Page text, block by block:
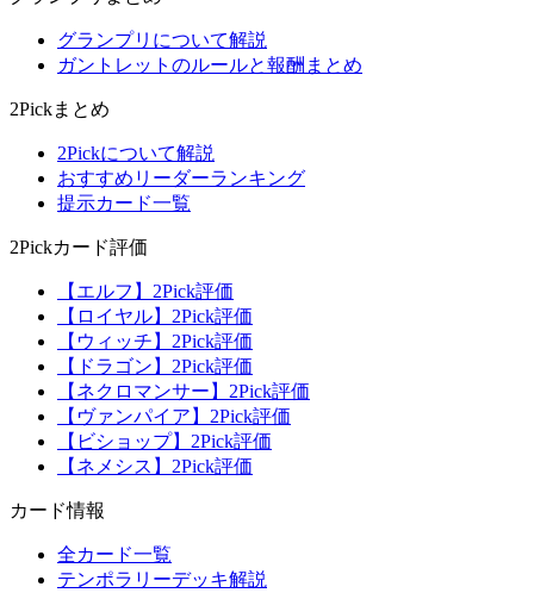
グランプリについて解説
ガントレットのルールと報酬まとめ
2Pickまとめ
2Pickについて解説
おすすめリーダーランキング
提示カード一覧
2Pickカード評価
【エルフ】2Pick評価
【ロイヤル】2Pick評価
【ウィッチ】2Pick評価
【ドラゴン】2Pick評価
【ネクロマンサー】2Pick評価
【ヴァンパイア】2Pick評価
【ビショップ】2Pick評価
【ネメシス】2Pick評価
カード情報
全カード一覧
テンポラリーデッキ解説